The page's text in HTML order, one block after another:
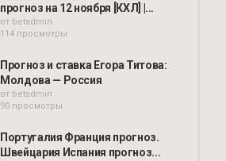
прогноз на 12 ноября [КХЛ] |...
от betadmin
114 просмотры
Прогноз и ставка Егора Титова:
Молдова — Россия
от betadmin
90 просмотры
Португалия Франция прогноз.
Швейцария Испания прогноз...